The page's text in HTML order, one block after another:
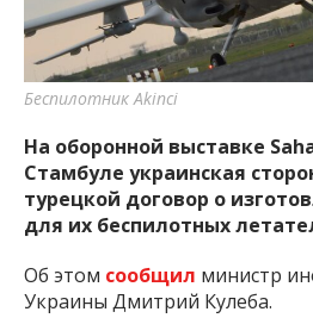
важную
города
Беспилотник Akinci
На оборонной выставке
Стамбуле украинская
турецкой договор о
для их беспилотных
Об этом сообщил министр
Украины Дмитрий Кулеба.